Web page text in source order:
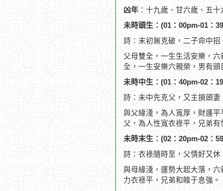
凶年 ：十九歲、甘六歲、五
未時頭生：(01：00pm-01：
詩：末初無克破，二子命中
父母雙全，一生生活安樂，
全，一生安樂六親榮，男有
未時中生：(01：40pm-02：
詩：未中先克父，又主損頭
與父緣淺，為人寬厚，財運
父，為人性寬衣祿平，兄弟
未時末生：(02：20pm-02：
詩：衣祿隨時至，父情好又
與母緣淺，運勢大起大落，
力衣祿平，兄弟和睦于息強。